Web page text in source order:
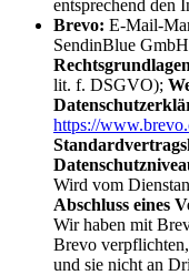
entsprechend den
Brevo: E-Mail-
SendinBlue
lit. f. DSGVO);
https://
Wird vom
Abschluss eines
Wir haben mit
Brevo
und sie nicht an